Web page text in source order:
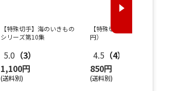
【特殊切手】海のいきもの
シリーズ第10集
5.0 （3）
1,100円
(送料別)
【特殊切手】ふみの日（85
円）
4.5 （4）
850円
(送料別)